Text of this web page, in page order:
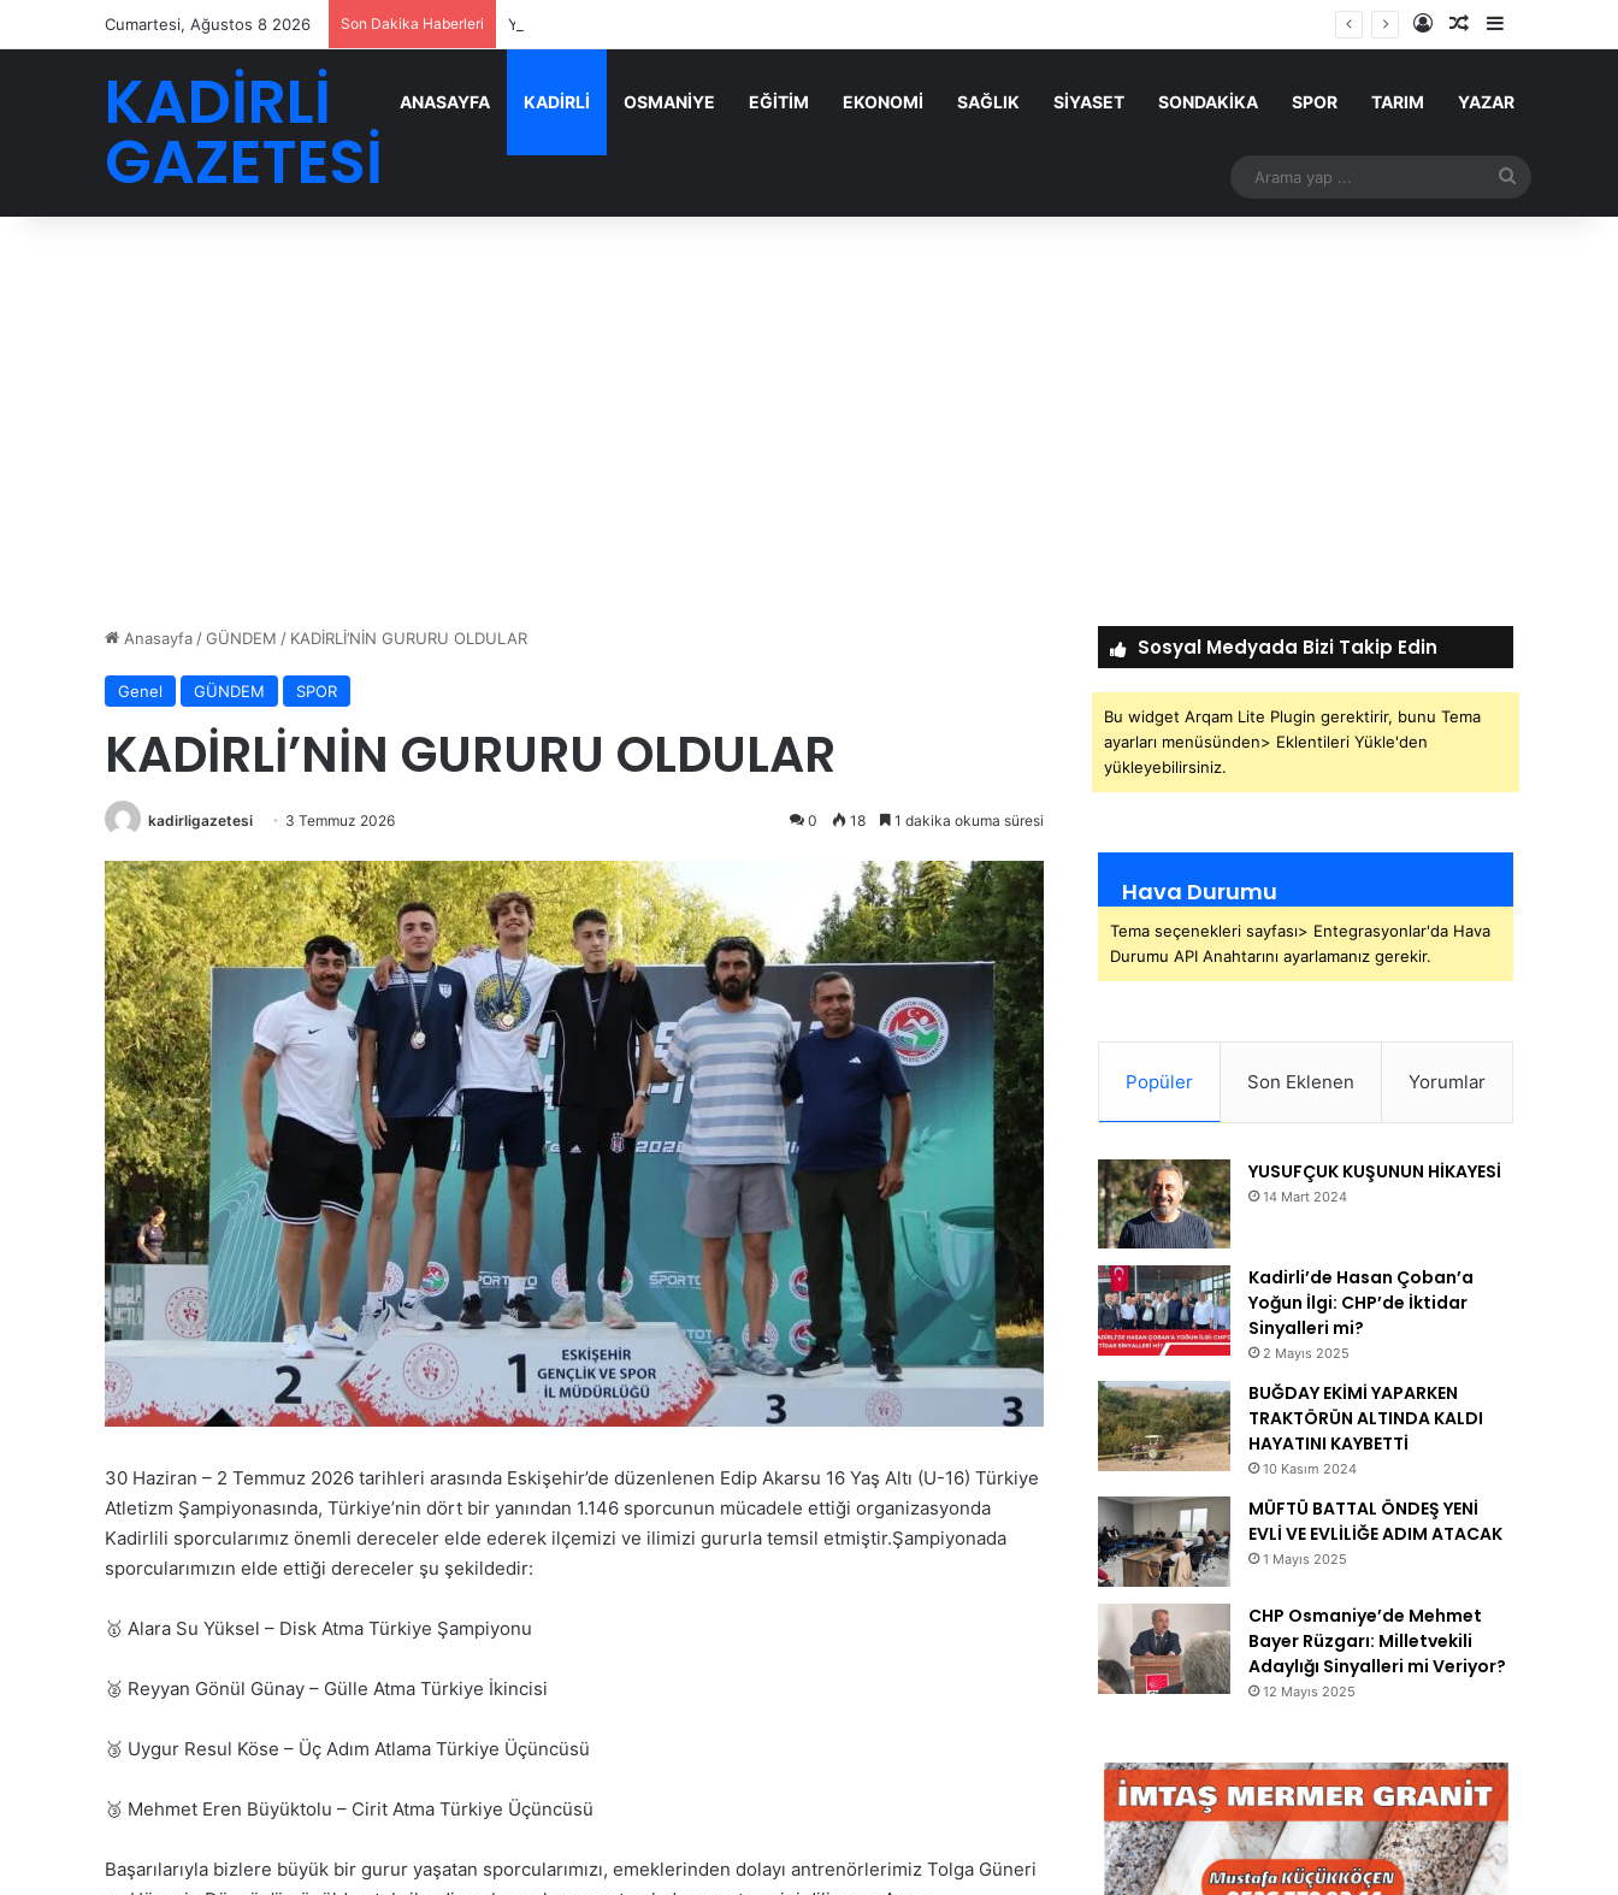
Cumartesi, Ağustos 8 2026 Son Dakika Haberleri YENİ Parti’nin Kadirli Kurucu İlçe Başkanı Sakine Karayazı Oldu Kayıt OlRastgele Makale
Kenar
KADİRLİ
GAZETESİ
ANASAYFA KADİRLİ OSMANİYE EĞİTİM EKONOMİ SAĞLIK SİYASET SONDAKİKA SPOR TARIM YAZAR
yap
Anasayfa /GÜNDEM / KADİRLİ’NİN GURURU OLDULAR
Genel GÜNDEM SPOR
KADİRLİ’NİN GURURU OLDULAR
kadirligazetesi 3 Temmuz 2026 0 18 1 dakika okuma süresi
30 Haziran – 2 Temmuz 2026 tarihleri arasında Eskişehir’de düzenlenen Edip Akarsu 16 Yaş Altı (U-16) Türkiye
Atletizm Şampiyonasında, Türkiye’nin dört bir yanından 1.146 sporcunun mücadele ettiği organizasyonda
Kadirlili sporcularımız önemli dereceler elde ederek ilçemizi ve ilimizi gururla temsil etmiştir.Şampiyonada
sporcularımızın elde ettiği dereceler şu şekildedir:
🥇 Alara Su Yüksel – Disk Atma Türkiye Şampiyonu
🥈 Reyyan Gönül Günay – Gülle Atma Türkiye İkincisi
🥉 Uygur Resul Köse – Üç Adım Atlama Türkiye Üçüncüsü
🥉 Mehmet Eren Büyüktolu – Cirit Atma Türkiye Üçüncüsü
Başarılarıyla bizlere büyük bir gurur yaşatan sporcularımızı, emeklerinden dolayı antrenörlerimiz Tolga Güneri
Sosyal Medyada Bizi Takip Edin
Bu widget Arqam Lite Plugin gerektirir, bunu Tema
ayarları menüsünden> Eklentileri Yükle'den
yükleyebilirsiniz.
Hava Durumu
Tema seçenekleri sayfası> Entegrasyonlar'da Hava
Durumu API Anahtarını ayarlamanız gerekir.
Popüler Son Eklenen Yorumlar
YUSUFÇUK KUŞUNUN HİKAYESİ
14 Mart 2024
Kadirli’de Hasan Çoban’a
Yoğun İlgi: CHP’de İktidar
Sinyalleri mi?
2 Mayıs 2025
BUĞDAY EKİMİ YAPARKEN
TRAKTÖRÜN ALTINDA KALDI
HAYATINI KAYBETTİ
10 Kasım 2024
MÜFTÜ BATTAL ÖNDEŞ YENİ
EVLİ VE EVLİLİĞE ADIM ATACAK
1 Mayıs 2025
CHP Osmaniye’de Mehmet
Bayer Rüzgarı: Milletvekili
Adaylığı Sinyalleri mi Veriyor?
12 Mayıs 2025